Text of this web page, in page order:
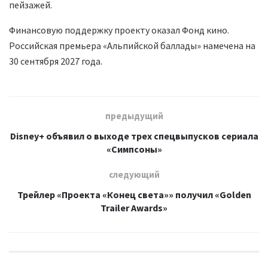
пейзажей.
Финансовую поддержку проекту оказал Фонд кино.
Российская премьера «Альпийской баллады» намечена на
30 сентября 2027 года.
предыдущий
Disney+ объявил о выходе трех спецвыпусков сериала
«Симпсоны»
следующий
Трейлер «Проекта «Конец света»» получил «Golden
Trailer Awards»